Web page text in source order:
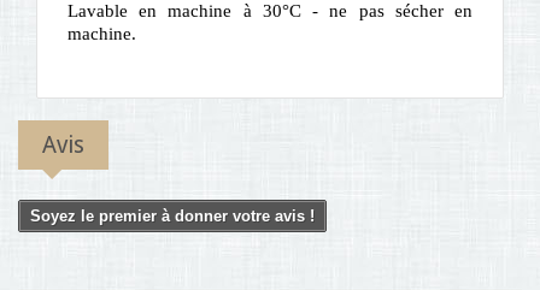
Lavable en machine à 30°C - ne pas sécher en
machine.
Avis
Soyez le premier à donner votre avis !